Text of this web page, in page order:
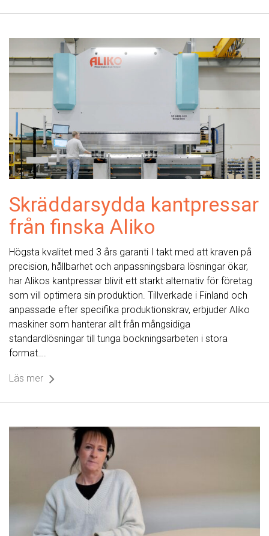
Skräddarsydda kantpressar
från finska Aliko
Högsta kvalitet med 3 års garanti I takt med att kraven på
precision, hållbarhet och anpassningsbara lösningar ökar,
har Alikos kantpressar blivit ett starkt alternativ för företag
som vill optimera sin produktion. Tillverkade i Finland och
anpassade efter specifika produktionskrav, erbjuder Aliko
maskiner som hanterar allt från mångsidiga
standardlösningar till tunga bockningsarbeten i stora
format….
Läs mer